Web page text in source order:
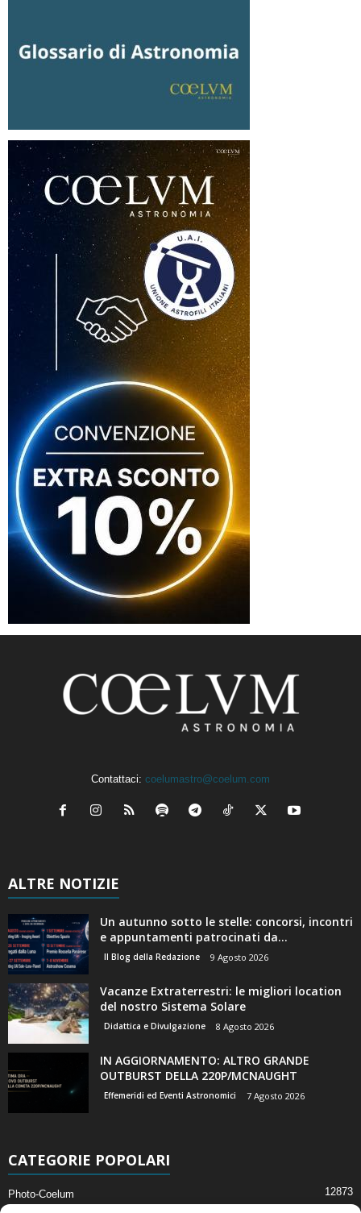
Contattaci: coelumastro@coelum.com
ALTRE NOTIZIE
Un autunno sotto le stelle: concorsi, incontri
e appuntamenti patrocinati da...
Il Blog della Redazione 9 Agosto 2026
Vacanze Extraterrestri: le migliori location
del nostro Sistema Solare
Didattica e Divulgazione 8 Agosto 2026
IN AGGIORNAMENTO: ALTRO GRANDE
OUTBURST DELLA 220P/MCNAUGHT
Effemeridi ed Eventi Astronomici 7 Agosto 2026
CATEGORIE POPOLARI
Photo-Coelum 12873